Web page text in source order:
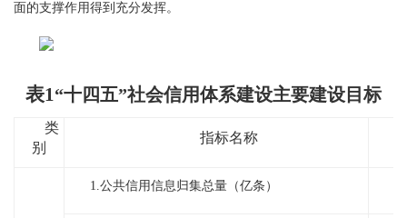
面的支撑作用得到充分发挥。
表1“十四五”社会信用体系建设主要建设目标
类
别
指标名称
1.公共信用信息归集总量（亿条）